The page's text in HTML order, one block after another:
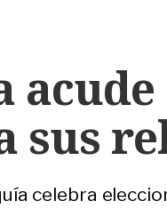
sus
celebra